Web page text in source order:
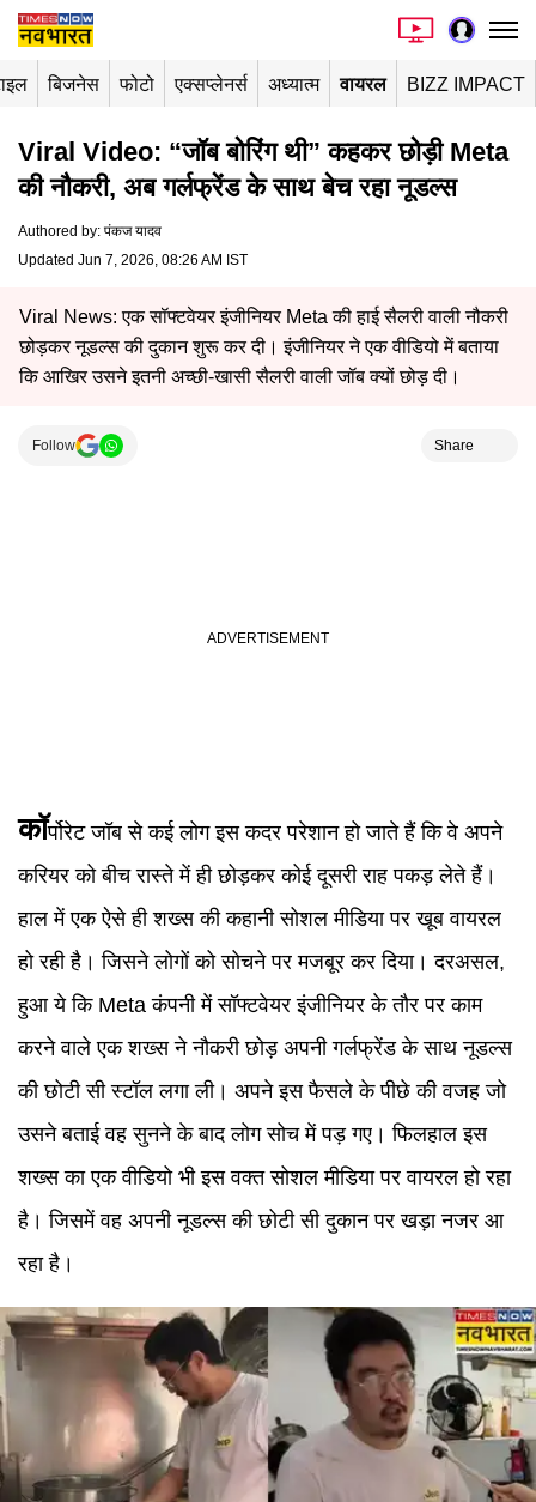
बिजनेस फोटो एक्सप्लेनर्स अध्यात्म वायरल BIZZ IMPACT
Viral Video: “जॉब बोरिंग थी” कहकर छोड़ी Meta
की नौकरी, अब गर्लफ्रेंड के साथ बेच रहा नूडल्स
Authored by: पंकज यादव
Updated Jun 7, 2026, 08:26 AM IST
Viral News: एक सॉफ्टवेयर इंजीनियर Meta की हाई सैलरी वाली नौकरी
छोड़कर नूडल्स की दुकान शुरू कर दी। इंजीनियर ने एक वीडियो में बताया
कि आखिर उसने इतनी अच्छी-खासी सैलरी वाली जॉब क्यों छोड़ दी।
Follow Share
कॉर्पोरेट जॉब से कई लोग इस कदर परेशान हो जाते हैं कि वे अपने
करियर को बीच रास्ते में ही छोड़कर कोई दूसरी राह पकड़ लेते हैं।
हाल में एक ऐसे ही शख्स की कहानी सोशल मीडिया पर खूब वायरल
हो रही है। जिसने लोगों को सोचने पर मजबूर कर दिया। दरअसल,
हुआ ये कि Meta कंपनी में सॉफ्टवेयर इंजीनियर के तौर पर काम
करने वाले एक शख्स ने नौकरी छोड़ अपनी गर्लफ्रेंड के साथ नूडल्स
की छोटी सी स्टॉल लगा ली। अपने इस फैसले के पीछे की वजह जो
उसने बताई वह सुनने के बाद लोग सोच में पड़ गए। फिलहाल इस
शख्स का एक वीडियो भी इस वक्त सोशल मीडिया पर वायरल हो रहा
है। जिसमें वह अपनी नूडल्स की छोटी सी दुकान पर खड़ा नजर आ
रहा है।